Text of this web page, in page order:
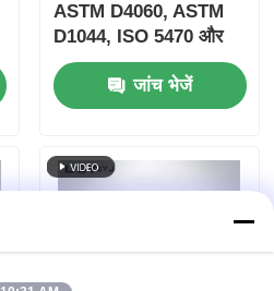
ASTM D4060, ASTM
D1044, ISO 5470 और
JIS K7204 के साथ संगत
समायोज्य भार 250g, 500g,
1000g और 60 r/min
जांच भेजें